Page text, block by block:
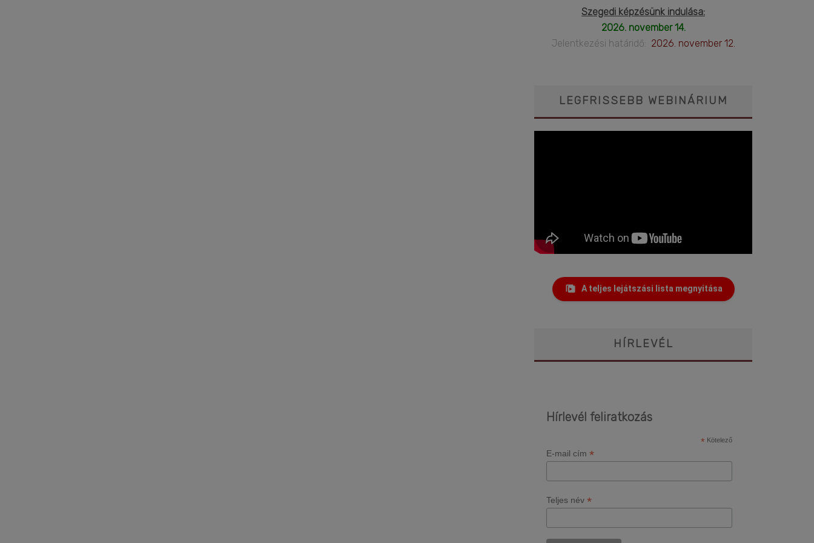
Szegedi képzésünk indulása:
2026. november 14.
Jelentkezési határidő: 2026. november 12.
LEGFRISSEBB WEBINÁRIUM
A teljes lejátszási lista megnyitása
HÍRLEVÉL
Hírlevél feliratkozás
* Kötelező
E-mail cím *
Teljes név *